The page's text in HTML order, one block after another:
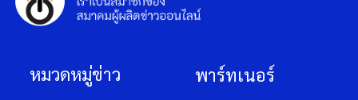
หมวดหมู่ข่าว พาร์ทเนอร์